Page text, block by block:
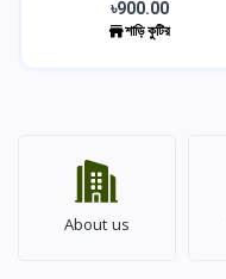
৳900.00
শাড়ি কুটির
About us